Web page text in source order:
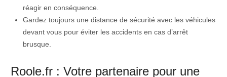
réagir en conséquence.
Gardez toujours une distance de sécurité avec les véhicules
devant vous pour éviter les accidents en cas d’arrêt
brusque.
Roole.fr : Votre partenaire pour une